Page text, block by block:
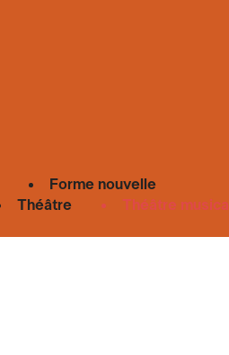
Forme nouvelle
Théâtre Théâtre musical